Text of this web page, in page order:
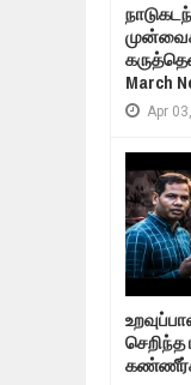
March
Apr 03,
செறிந்த